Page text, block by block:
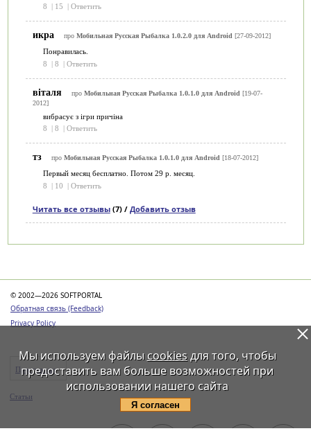
8
15 Ответить
икра про Мобильная Русская Рыбалка 1.0.2.0 для Android[27-09-2012]
Понравилась.
8
| 8 | Ответить
віталя про Мобильная Русская Рыбалка 1.0.1.0 для Android [19-07-
2012]
вибрасує з ігри причіна
8
8 Ответить
тз про Мобильная Русская Рыбалка 1.0.1.0 для Android[18-07-2012]
Первый месяц бесплатно. Потом 29 р. месяц.
8
| 10 | Ответить
Читать все отзывы(7) / Добавить отзыв
© 2002—2026 SOFTPORTAL
Обратная связь (Feedback)
Privacy Policy
Программы
Статьи
Мы используем файлы cookiesдля того, чтобы
предоставить вам больше возможностей при
использовании нашего сайта